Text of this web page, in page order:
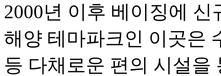
2000년 이후 베이징에
해양 테마파크인 이곳은
등 다채로운 편의 시설을